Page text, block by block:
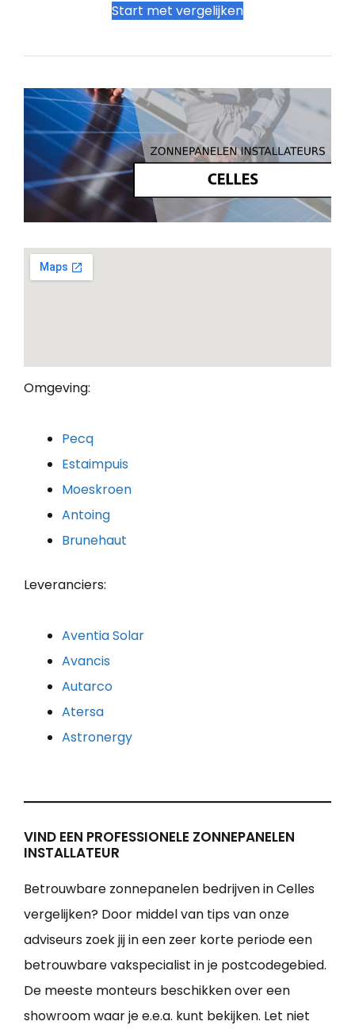
Start met vergelijken
Omgeving:
Pecq
Estaimpuis
Moeskroen
Antoing
Brunehaut
Leveranciers:
Aventia Solar
Avancis
Autarco
Atersa
Astronergy
VIND EEN PROFESSIONELE ZONNEPANELEN
INSTALLATEUR
Betrouwbare zonnepanelen bedrijven in Celles
vergelijken? Door middel van tips van onze
adviseurs zoek jij in een zeer korte periode een
betrouwbare vakspecialist in je postcodegebied.
De meeste monteurs beschikken over een
showroom waar je e.e.a. kunt bekijken. Let niet